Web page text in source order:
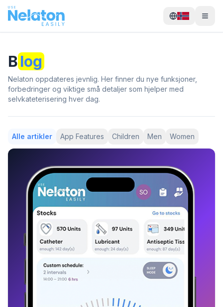
Blog
Nelaton oppdateres jevnlig. Her finner du nye funksjoner,
forbedringer og viktige små detaljer som hjelper med
selvkateterisering hver dag.
Alle artikler App Features Children Men Women